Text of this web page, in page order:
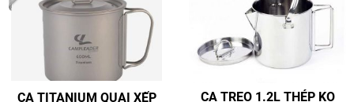
CA TITANIUM QUAI XẾP
CA TREO 1.2L THÉP KO
ĐĂNG KÝ TƯ VẤN